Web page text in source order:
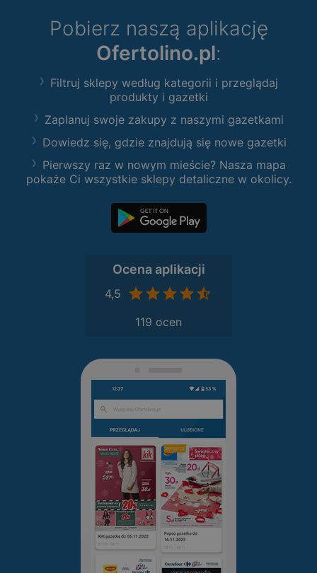
Pobierz naszą aplikację
Ofertolino.pl:
Filtruj sklepy według kategorii i przeglądaj
produkty i gazetki
Zaplanuj swoje zakupy z naszymi gazetkami
Dowiedz się, gdzie znajdują się nowe gazetki
Pierwszy raz w nowym mieście? Nasza mapa
pokaże Ci wszystkie sklepy detaliczne w okolicy.
Ocena aplikacji
4,5
119 ocen